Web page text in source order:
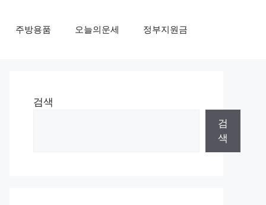
주방용품 오늘의운세 정부지원금
검색
검
색